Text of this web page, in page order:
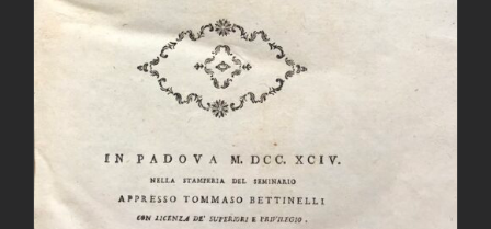
AGGIUNGI AL CARRELLO